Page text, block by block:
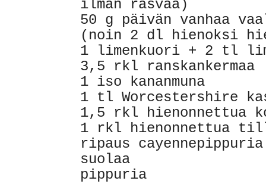
ilman rasvaa)
50 g päivän vanhaa
(noin 2 dl hienoksi
1 limenkuori + 2 tl
3,5 rkl ranskankermaa
1 iso kananmuna
1 tl Worcestershire
1,5 rkl hienonnettua
1 rkl hienonnettua
ripaus cayennepippuria
suolaa
pippuria